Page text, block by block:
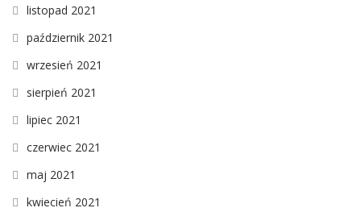
listopad 2021
październik 2021
wrzesień 2021
sierpień 2021
lipiec 2021
czerwiec 2021
maj 2021
kwiecień 2021